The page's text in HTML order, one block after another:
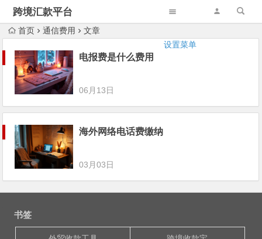
跨境汇款平台
设置菜单
首页 通信费用 文章
电报费是什么费用
06月13日
海外网络电话费缴纳
03月03日
书签